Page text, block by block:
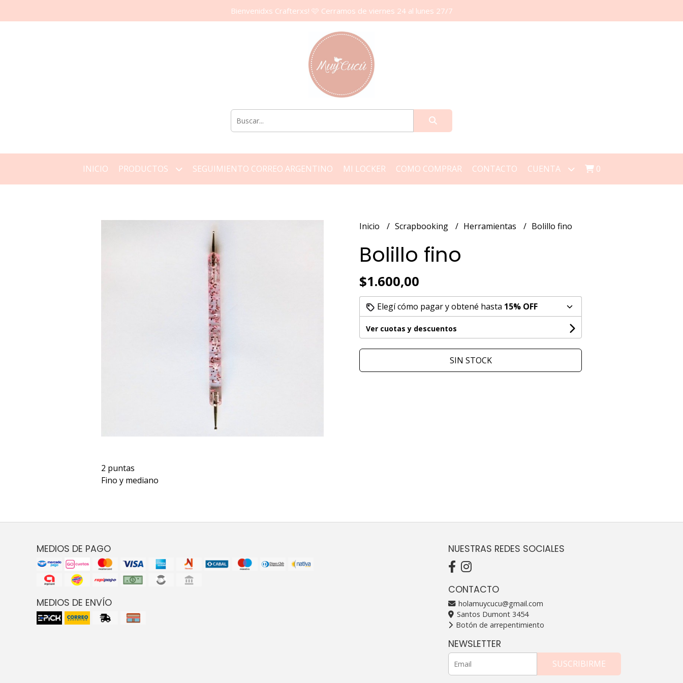
Bienvenidxs Crafterxs! 🩷 Cerramos de viernes 24 al lunes 27/7
INICIO PRODUCTOS SEGUIMIENTO CORREO ARGENTINO MI LOCKER COMO COMPRAR CONTACTO CUENTA 0
2 puntas
Fino y mediano
Inicio Scrapbooking Herramientas Bolillo fino
Bolillo fino
$1.600,00
Elegí cómo pagar y obtené hasta 15% OFF
Ver cuotas y descuentos
SIN STOCK
MEDIOS DE PAGO
MEDIOS DE ENVÍO
NUESTRAS REDES SOCIALES
CONTACTO
holamuycucu@gmail.com
Santos Dumont 3454
Botón de arrepentimiento
NEWSLETTER
SUSCRIBIRME